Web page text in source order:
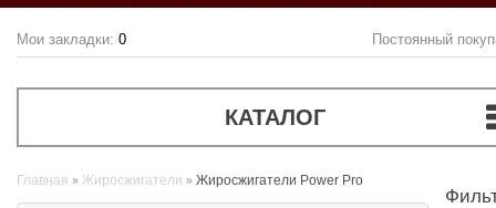
Мои закладки: 0 Постоянный
КАТАЛОГ
Главная Жиросжигатели Жиросжигатели Power Pro